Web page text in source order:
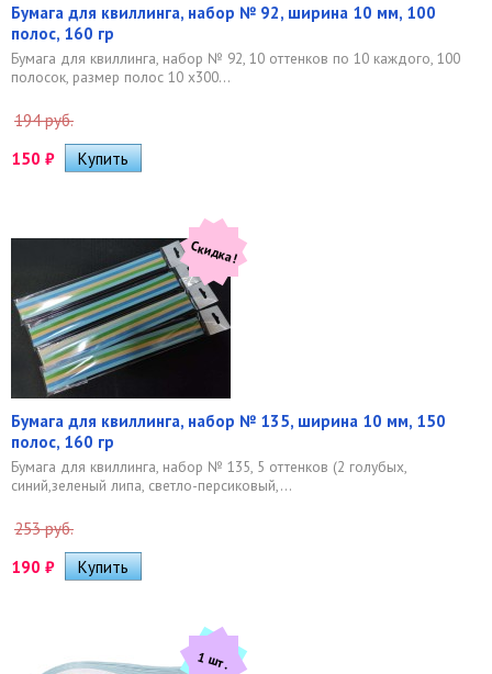
Бумага для квиллинга, набор № 92, ширина 10 мм, 100
полос, 160 гр
Бумага для квиллинга, набор № 92, 10 оттенков по 10 каждого, 100
полосок, размер полос 10 х300...
194 руб.
150 ₽
Скидка!
Бумага для квиллинга, набор № 135, ширина 10 мм, 150
полос, 160 гр
Бумага для квиллинга, набор № 135, 5 оттенков (2 голубых,
синий,зеленый липа, светло-персиковый,...
253 руб.
190 ₽
1 шт.